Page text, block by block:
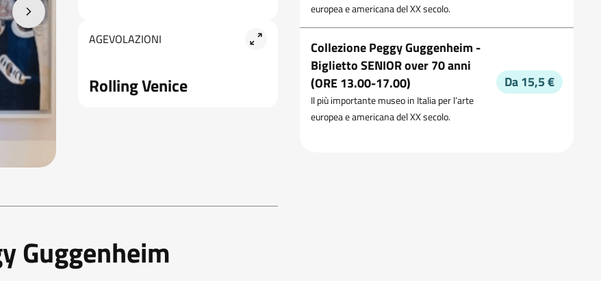
AGEVOLAZIONI
Rolling Venice
Guggenheim
europea e americana del XX secolo.
Collezione Peggy Guggenheim -
Biglietto SENIOR over 70 anni
(ORE 13.00-17.00)
Il più importante museo in Italia per l’arte
europea e americana del XX secolo.
Da 15,5 €